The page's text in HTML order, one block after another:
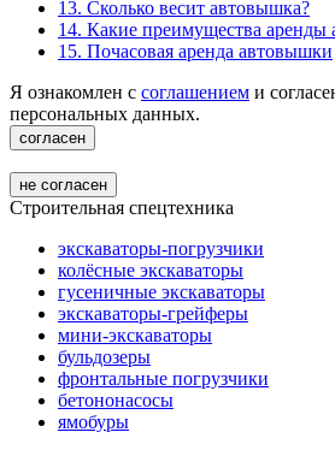
13. Сколько весит автовышка?
14. Какие преимущества аренды
15. Почасовая аренда автовышки
Я ознакомлен с соглашением и
персональных данных.
согласен
не согласен
Строительная спецтехника
экскаваторы-погрузчики
колёсные экскаваторы
гусеничные экскаваторы
экскаваторы-грейферы
мини-экскаваторы
бульдозеры
фронтальные погрузчики
бетононасосы
ямобуры